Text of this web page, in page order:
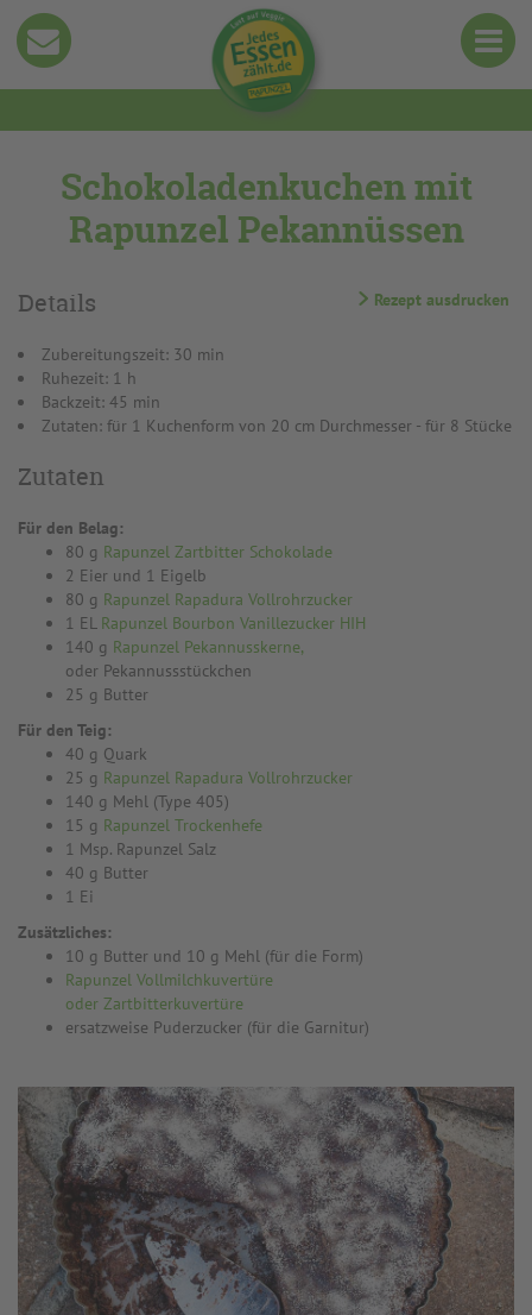
Schokoladenkuchen mit
Rapunzel Pekannüssen
Rezept ausdrucken
Details
Zubereitungszeit: 30 min
Ruhezeit: 1 h
Backzeit: 45 min
Zutaten: für 1 Kuchenform von 20 cm Durchmesser - für 8 Stücke
Zutaten
Für den Belag:
80 g Rapunzel Zartbitter Schokolade
2 Eier und 1 Eigelb
80 g Rapunzel Rapadura Vollrohrzucker
1 EL Rapunzel Bourbon Vanillezucker HIH
140 g Rapunzel Pekannusskerne,
oder Pekannussstückchen
25 g Butter
Für den Teig:
40 g Quark
25 g Rapunzel Rapadura Vollrohrzucker
140 g Mehl (Type 405)
15 g Rapunzel Trockenhefe
1 Msp. Rapunzel Salz
40 g Butter
1 Ei
Zusätzliches:
10 g Butter und 10 g Mehl (für die Form)
Rapunzel Vollmilchkuvertüre
oder Zartbitterkuvertüre
ersatzweise Puderzucker (für die Garnitur)